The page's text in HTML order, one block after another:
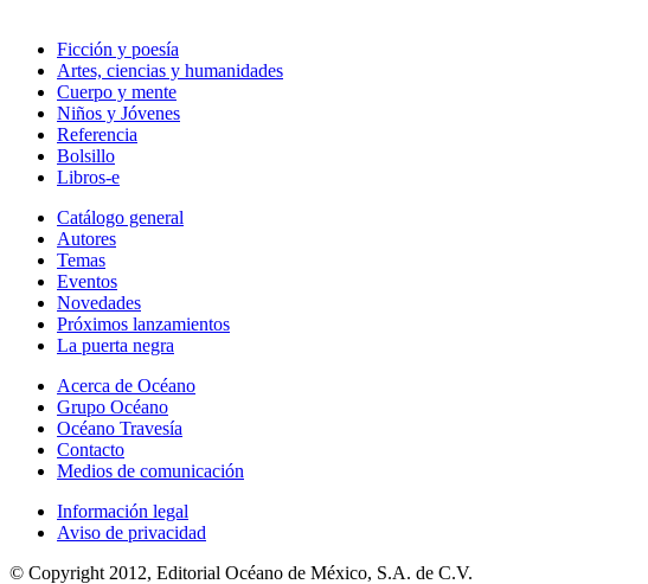
Ficción y poesía
Artes, ciencias y humanidades
Cuerpo y mente
Niños y Jóvenes
Referencia
Bolsillo
Libros-e
Catálogo general
Autores
Temas
Eventos
Novedades
Próximos lanzamientos
La puerta negra
Acerca de Océano
Grupo Océano
Océano Travesía
Contacto
Medios de comunicación
Información legal
Aviso de privacidad
© Copyright 2012, Editorial Océano de México, S.A. de C.V.